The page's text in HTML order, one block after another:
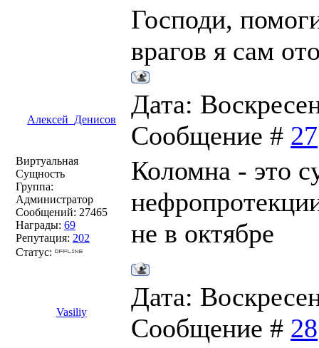
Господи,
врагов я сам
Алексей_Денисов
Дата:
Сообщение # 27
Виртуальная
Сущность
Группа:
Администратор
Сообщений: 27465
Награды: 69
Репутация: 202
Статус:
Коломна - это
не в октябре
Vasiliy
Дата:
Сообщение # 28